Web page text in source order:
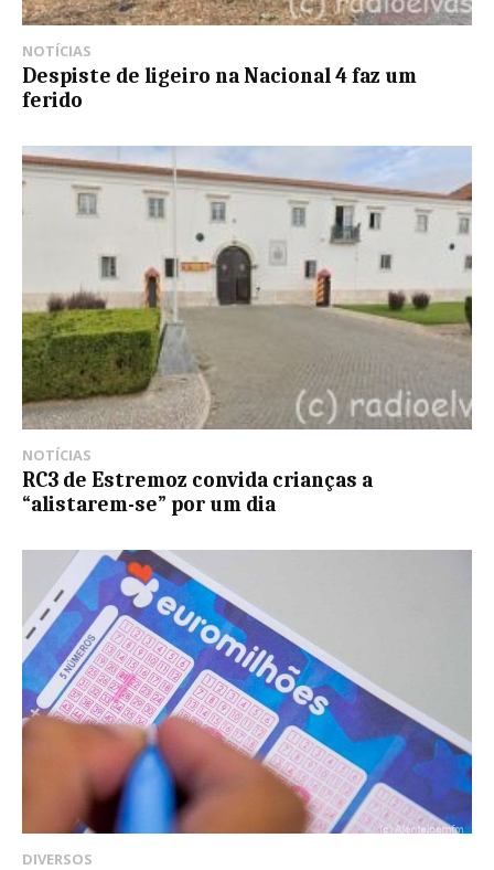
NOTÍCIAS
Despiste de ligeiro na Nacional 4 faz um
ferido
NOTÍCIAS
RC3 de Estremoz convida crianças a
“alistarem-se” por um dia
DIVERSOS